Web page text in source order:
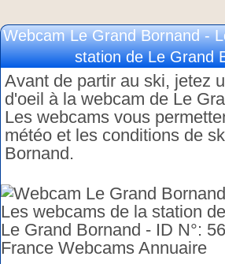
Webcam Le Grand Bornand -
station de Le Grand
Avant de partir au ski, jetez
d'oeil à la webcam de Le
Les webcams vous
météo et les conditions de
Bornand.